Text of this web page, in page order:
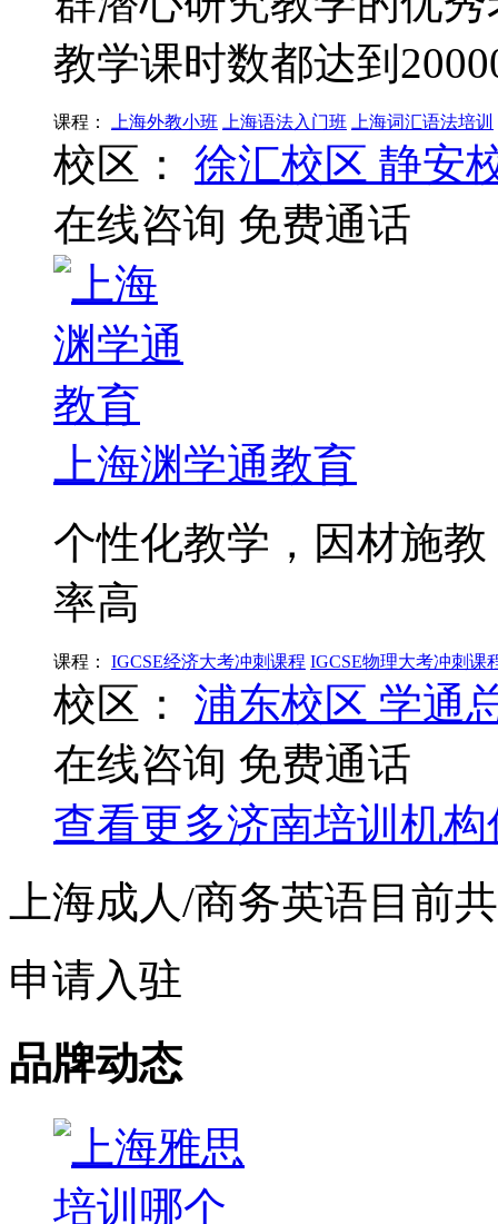
教学课时数都达到
课程： 上海外教小班 上海语法入门班 上海词汇语法培训
校区： 徐汇校区 静安
在线咨询 免费通话
上海渊学通教育
个性化教学，因材施
率高
课程： IGCSE经济大考冲刺课程 IGCSE物理大考冲刺课
校区： 浦东校区 学通
在线咨询 免费通话
查看更多济南培训机构
上海成人/商务英语目前
申请入驻
品牌动态